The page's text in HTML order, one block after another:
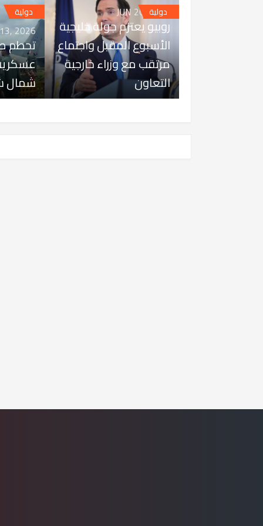
دولية
JUN 20, 2026
روبيو يعتزم جولة خليجية
الأسبوع المقبل واجتماع
مرتقب مع وزراء خارجية
التعاون
دولية
2026
تحطم
شمال